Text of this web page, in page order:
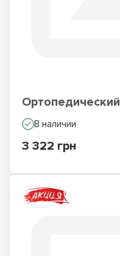
В наличии
3 322 грн